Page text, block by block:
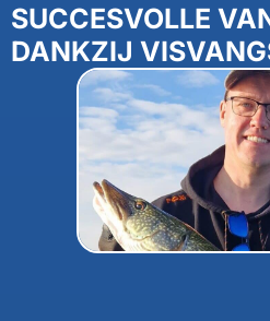
SUCCESVOLLE
DANKZIJ